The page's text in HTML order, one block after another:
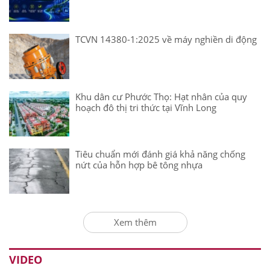
TCVN 14380-1:2025 về máy nghiền di động
Khu dân cư Phước Thọ: Hạt nhân của quy
hoạch đô thị tri thức tại Vĩnh Long
Tiêu chuẩn mới đánh giá khả năng chống
nứt của hỗn hợp bê tông nhựa
Xem thêm
VIDEO